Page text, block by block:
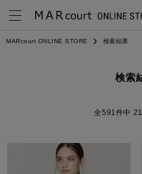
MARcourt ONLINE STORE 検索結果
検索
591件中 21